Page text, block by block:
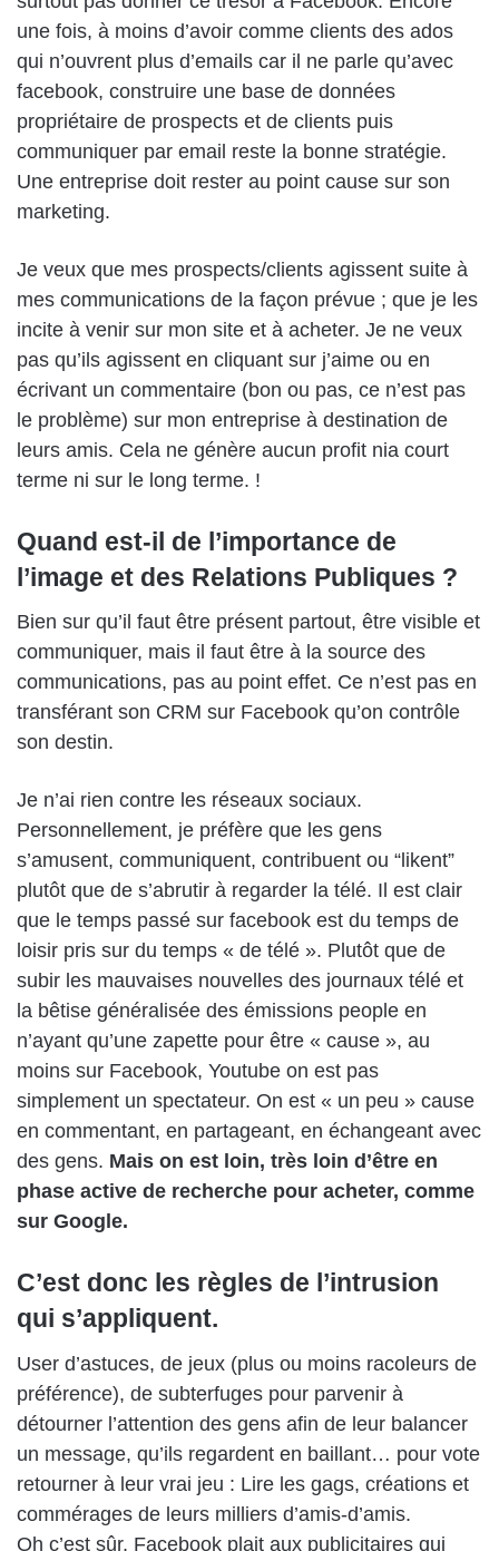
une fois, à moins d’avoir comme clients des ados
qui n’ouvrent plus d’emails car il ne parle qu’avec
facebook, construire une base de données
propriétaire de prospects et de clients puis
communiquer par email reste la bonne stratégie.
Une entreprise doit rester au point cause sur son
marketing.
Je veux que mes prospects/clients agissent suite à
mes communications de la façon prévue ; que je les
incite à venir sur mon site et à acheter. Je ne veux
pas qu’ils agissent en cliquant sur j’aime ou en
écrivant un commentaire (bon ou pas, ce n’est pas
le problème) sur mon entreprise à destination de
leurs amis. Cela ne génère aucun profit nia court
terme ni sur le long terme. !
Quand est-il de l’importance de
l’image et des Relations Publiques ?
Bien sur qu’il faut être présent partout, être visible et
communiquer, mais il faut être à la source des
communications, pas au point effet. Ce n’est pas en
transférant son CRM sur Facebook qu’on contrôle
son destin.
Je n’ai rien contre les réseaux sociaux.
Personnellement, je préfère que les gens
s’amusent, communiquent, contribuent ou “likent”
plutôt que de s’abrutir à regarder la télé. Il est clair
que le temps passé sur facebook est du temps de
loisir pris sur du temps « de télé ». Plutôt que de
subir les mauvaises nouvelles des journaux télé et
la bêtise généralisée des émissions people en
n’ayant qu’une zapette pour être « cause », au
moins sur Facebook, Youtube on est pas
simplement un spectateur. On est « un peu » cause
en commentant, en partageant, en échangeant avec
des gens. Mais on est loin, très loin d’être en
phase active de recherche pour acheter, comme
sur Google.
C’est donc les règles de l’intrusion
qui s’appliquent.
User d’astuces, de jeux (plus ou moins racoleurs de
préférence), de subterfuges pour parvenir à
détourner l’attention des gens afin de leur balancer
un message, qu’ils regardent en baillant… pour vote
retourner à leur vrai jeu : Lire les gags, créations et
commérages de leurs milliers d’amis-d’amis.
Oh c’est sûr, Facebook plait aux publicitaires qui